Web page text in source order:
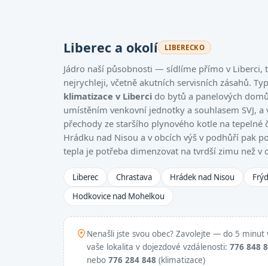
Liberec a okolí LIBERECKO
Jádro naší působnosti — sídlíme přímo v Liberci,
nejrychleji, včetně akutních servisních zásahů.
klimatizace v Liberci do bytů a panelových
umístěním venkovní jednotky a souhlasem SVJ,
přechody ze staršího plynového kotle na tepelné
Hrádku nad Nisou a v obcích výš v podhůří pak
tepla je potřeba dimenzovat na tvrdší zimu než v
Liberec Chrastava Hrádek nad Nisou
Hodkovice nad Mohelkou
Nenašli jste svou obec? Zavolejte — do 5
vaše lokalita v dojezdové vzdálenosti: 776 848
nebo 776 284 848 (klimatizace)